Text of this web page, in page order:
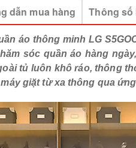
dẫn mua hàng Thông số
áo thông minh LG
sóc quần áo hàng
tủ luôn khô ráo, thông
giặt từ xa thông qua